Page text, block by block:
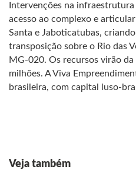
Intervenções na
acesso ao complexo e
Santa e Jaboticatubas,
transposição sobre o Rio das
MG-020. Os recursos virão da
milhões. A Viva
brasileira, com capital luso-
Veja também